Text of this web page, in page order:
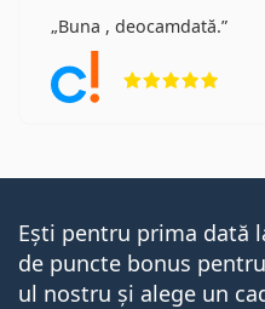
Buna , deocamdată.
Ești pentru prima dată
de puncte bonus
ul nostru și alege un